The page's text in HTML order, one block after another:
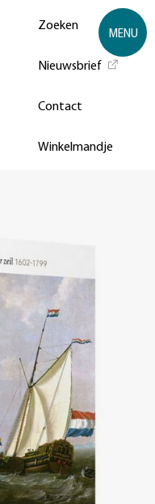
Zoeken
Nieuwsbrief
Contact
Winkelmandje
MENU